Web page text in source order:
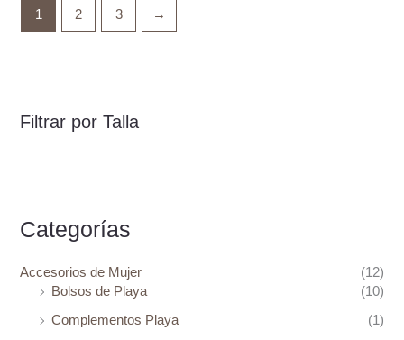
Filtrar por Talla
Categorías
Accesorios de Mujer
(12)
Bolsos de Playa
(10)
Complementos Playa
(1)
1 2 3 →